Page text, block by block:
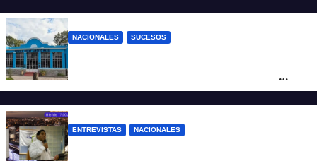
NACIONALES SUCESOS
seguridad
ENTREVISTAS NACIONALES